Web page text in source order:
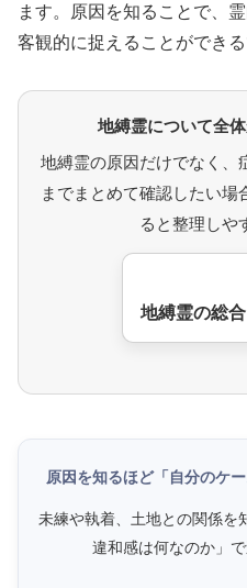
ます。原因を知ることで、
客観的に捉えることができる
地縛霊について全
地縛霊の原因だけでなく、
までまとめて確認したい場
ると整理しや
地縛霊の総
原因を知るほど「自分のケ
未練や執着、土地との関係を
違和感は何なのか」